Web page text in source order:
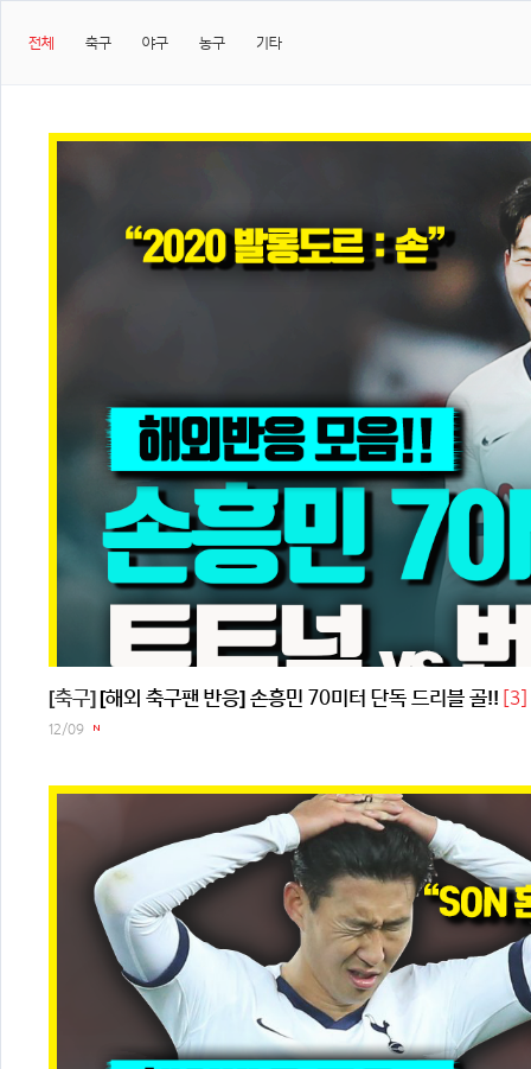
전체 축구 야구 농구 기타
[축구] [해외 축구팬 반응] 손흥민 70미터 단독 드리블 골!! [3]
12/09